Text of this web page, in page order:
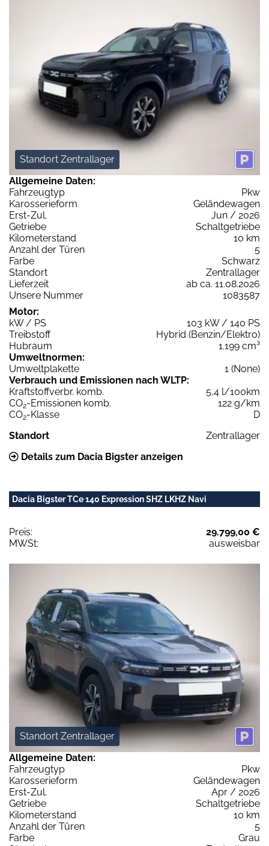
Standort Zentrallager
Allgemeine Daten:
Fahrzeugtyp
Pkw
Karosserieform
Geländewagen
Erst-Zul.
Jun / 2026
Getriebe
Schaltgetriebe
Kilometerstand
10 km
Anzahl der Türen
5
Farbe
Schwarz
Standort
Zentrallager
Lieferzeit
ab ca. 11.08.2026
Unsere Nummer
1083587
Motor:
kW / PS
103 kW / 140 PS
Treibstoff
Hybrid (Benzin/Elektro)
Hubraum
1.199 cm³
Umweltnormen:
Umweltplakette
1 (None)
Verbrauch und Emissionen nach WLTP:
Kraftstoffverbr. komb.
5,4 l/100km
CO2-Emissionen komb.
122 g/km
CO2-Klasse
D
Standort
Zentrallager
Details zum Dacia Bigster anzeigen
Dacia Bigster TCe 140 Expression SHZ LKHZ Navi
Preis:
29.799,00 €
MWSt:
ausweisbar
Standort Zentrallager
Allgemeine Daten:
Fahrzeugtyp
Pkw
Karosserieform
Geländewagen
Erst-Zul.
Apr / 2026
Getriebe
Schaltgetriebe
Kilometerstand
10 km
Anzahl der Türen
5
Farbe
Grau